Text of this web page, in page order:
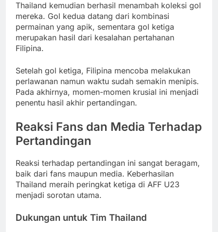
Thailand kemudian berhasil menambah koleksi gol
mereka. Gol kedua datang dari kombinasi
permainan yang apik, sementara gol ketiga
merupakan hasil dari kesalahan pertahanan
Filipina.
Setelah gol ketiga, Filipina mencoba melakukan
perlawanan namun waktu sudah semakin menipis.
Pada akhirnya, momen-momen krusial ini menjadi
penentu hasil akhir pertandingan.
Reaksi Fans dan Media Terhadap
Pertandingan
Reaksi terhadap pertandingan ini sangat beragam,
baik dari fans maupun media. Keberhasilan
Thailand meraih peringkat ketiga di AFF U23
menjadi sorotan utama.
Dukungan untuk Tim Thailand